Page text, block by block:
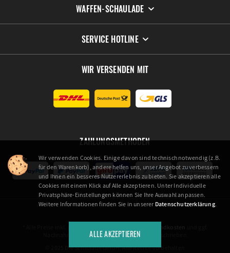
WAFFEN-SCHAULADE
SERVICE HOTLINE
WIR VERSENDEN MIT
ZAHLUNGSMETHODEN
Nachnahmegebühren, wenn nicht anders beschrieben
© 2025 Die Schaulade GmbH. Alle Rechte vorbehalten
Wir verwenden Cookies. Einige davon sind technisch notwendig (z.B.
für den Warenkorb), andere helfen uns, unser Angebot zu verbessern
und Ihnen ein besseres Nutzererlebnis zu bieten. Sie akzeptieren alle
Cookies mit einem Klick auf Alle akzeptieren. Unter Individuelle
Privatsphäre-Einstellungen können Sie Ihre Auswahl anpassen.
Weitere Informationen finden Sie in unserer Datenschutzerklärung.
ALLE AKZEPTIEREN